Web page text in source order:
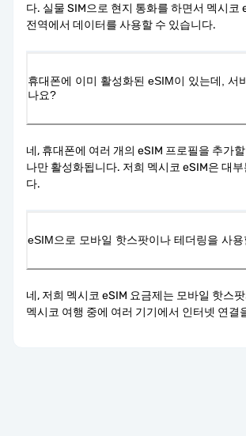
다. 실물 SIM으로 현지 통화를 하면서 멕시코
전역에서 데이터를 사용할 수 있습니다.
휴대폰에 이미 활성화된 eSIM이 있는데, 서
나요?
네, 휴대폰에 여러 개의 eSIM 프로필을 추가
나만 활성화됩니다. 저희 멕시코 eSIM은 대
다.
eSIM으로 모바일 핫스팟이나 테더링을 사
네, 저희 멕시코 eSIM 요금제는 모바일 핫스
멕시코 여행 중에 여러 기기에서 인터넷 연결